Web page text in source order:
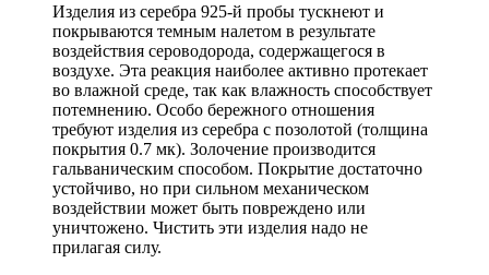
Изделия из серебра 925-й пробы тускнеют и
покрываются темным налетом в результате
воздействия сероводорода, содержащегося в
воздухе. Эта реакция наиболее активно протекает
во влажной среде, так как влажность способствует
потемнению. Особо бережного отношения
требуют изделия из серебра с позолотой (толщина
покрытия 0.7 мк). Золочение производится
гальваническим способом. Покрытие достаточно
устойчиво, но при сильном механическом
воздействии может быть повреждено или
уничтожено. Чистить эти изделия надо не
прилагая силу.